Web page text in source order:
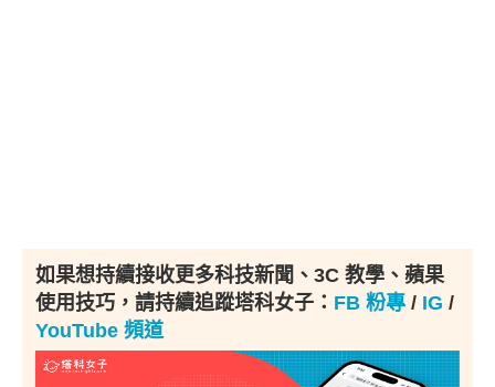
如果想持續接收更多科技新聞、3C 教學、蘋果
使用技巧，請持續追蹤塔科女子： FB 粉專 / IG /
YouTube 頻道